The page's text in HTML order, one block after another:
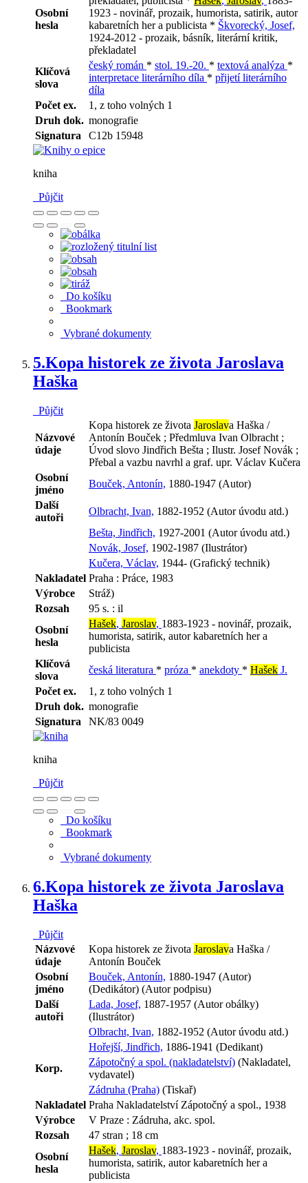
Osobní
hesla
1923 - novinář, prozaik, humorista, satirik, autor
kabaretních her a publicista * Škvorecký, Josef,
1924-2012 - prozaik, básník, literární kritik,
překladatel
Klíčová
slova
český román * stol. 19.-20. * textová analýza *
interpretace literárního díla * přijetí literárního
díla
Počet ex.
1, z toho volných 1
Druh dok. monografie
Signatura
C12b 15948
kniha
Půjčit
Do košíku
Bookmark
Vybrané dokumenty
5.Kopa historek ze života Jaroslava
Haška
Půjčit
Názvové
údaje
Kopa historek ze života Jaroslava Haška /
Antonín Bouček ; Předmluva Ivan Olbracht ;
Úvod slovo Jindřich Bešta ; Ilustr. Josef Novák ;
Přebal a vazbu navrhl a graf. upr. Václav Kučera
Osobní
jméno
Bouček, Antonín, 1880-1947 (Autor)
Další
autoři
Olbracht, Ivan, 1882-1952 (Autor úvodu atd.)
Bešta, Jindřich, 1927-2001 (Autor úvodu atd.)
Novák, Josef, 1902-1987 (Ilustrátor)
Kučera, Václav, 1944- (Grafický technik)
Nakladatel Praha : Práce, 1983
Výrobce
Stráž)
Rozsah
95 s. : il
Osobní
hesla
Hašek, Jaroslav, 1883-1923 - novinář, prozaik,
humorista, satirik, autor kabaretních her a
publicista
Klíčová
slova
česká literatura * próza * anekdoty * Hašek J.
Počet ex.
1, z toho volných 1
Druh dok. monografie
Signatura
NK/83 0049
kniha
Půjčit
Do košíku
Bookmark
Vybrané dokumenty
6.Kopa historek ze života Jaroslava
Haška
Půjčit
Názvové
údaje
Kopa historek ze života Jaroslava Haška /
Antonín Bouček
Osobní
jméno
Bouček, Antonín, 1880-1947 (Autor)
(Dedikátor) (Autor podpisu)
Další
autoři
Lada, Josef, 1887-1957 (Autor obálky)
(Ilustrátor)
Olbracht, Ivan, 1882-1952 (Autor úvodu atd.)
Hořejší, Jindřich, 1886-1941 (Dedikant)
Korp.
Zápotočný a spol. (nakladatelství) (Nakladatel,
vydavatel)
Zádruha (Praha) (Tiskař)
Nakladatel Praha Nakladatelství Zápotočný a spol., 1938
Výrobce
V Praze : Zádruha, akc. spol.
Rozsah
47 stran ; 18 cm
Osobní
hesla
Hašek, Jaroslav, 1883-1923 - novinář, prozaik,
humorista, satirik, autor kabaretních her a
publicista